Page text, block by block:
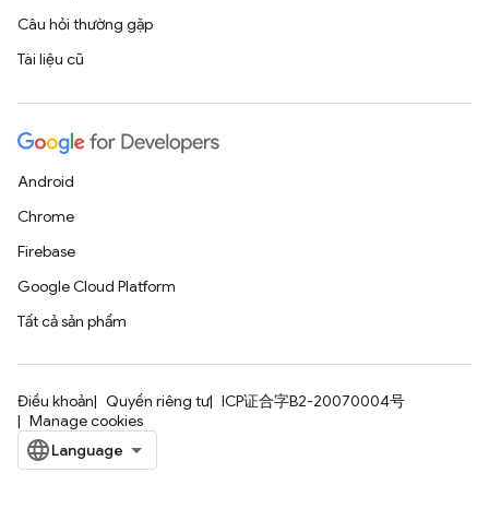
Câu hỏi thường gặp
Tài liệu cũ
Android
Chrome
Firebase
Google Cloud Platform
Tất cả sản phẩm
Điều khoản Quyền riêng tư
ICP证合字B2-20070004号
Manage cookies